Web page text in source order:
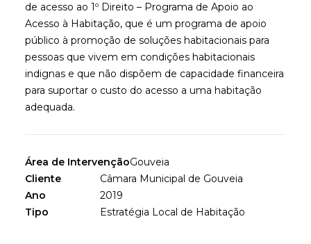
de acesso ao 1º Direito – Programa de Apoio ao
Acesso à Habitação, que é um programa de apoio
público à promoção de soluções habitacionais para
pessoas que vivem em condições habitacionais
indignas e que não dispõem de capacidade financeira
para suportar o custo do acesso a uma habitação
adequada.
Área de IntervençãoGouveia
Cliente
Câmara Municipal de Gouveia
Ano
2019
Tipo
Estratégia Local de Habitação